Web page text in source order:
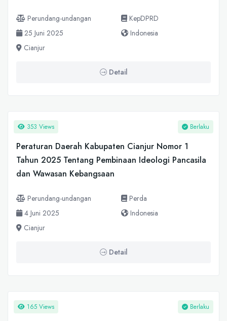
Perundang-undangan
KepDPRD
25 Juni 2025
Indonesia
Cianjur
Detail
353 Views Berlaku
Peraturan Daerah Kabupaten Cianjur Nomor 1
Tahun 2025 Tentang Pembinaan Ideologi Pancasila
dan Wawasan Kebangsaan
Perundang-undangan
Perda
4 Juni 2025
Indonesia
Cianjur
Detail
165 Views Berlaku